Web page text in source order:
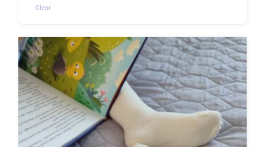
Clear
tootel
on
mitu
varianti.
Valikuid
saab
teha
tootelehel.